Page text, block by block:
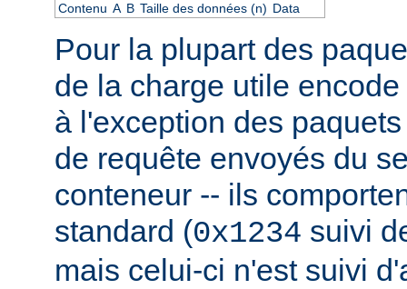
Contenu A B Taille des données (n) Data
Pour la plupart des
de la charge utile
à l'exception des
de requête envoyés du
conteneur -- ils
standard (0x1234 suivi
mais celui-ci n'est suivi